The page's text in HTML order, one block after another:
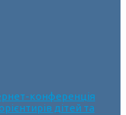
конференція
дітей та